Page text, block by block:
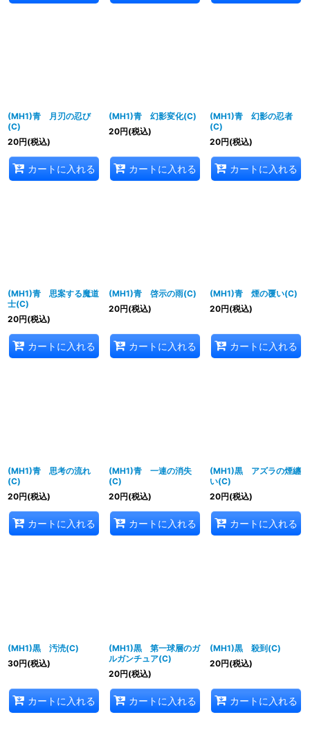
(MH1)青 月刃の忍び
(C)
20円(税込)
カートに入れる
(MH1)青 幻影変化(C)
20円(税込)
カートに入れる
(MH1)青 幻影の忍者
(C)
20円(税込)
カートに入れる
(MH1)青 思案する魔道
士(C)
20円(税込)
カートに入れる
(MH1)青 啓示の雨(C)
20円(税込)
カートに入れる
(MH1)青 煙の覆い(C)
20円(税込)
カートに入れる
(MH1)青 思考の流れ
(C)
20円(税込)
カートに入れる
(MH1)青 一連の消失
(C)
20円(税込)
カートに入れる
(MH1)黒 アズラの煙纏
い(C)
20円(税込)
カートに入れる
(MH1)黒 汚涜(C)
30円(税込)
カートに入れる
(MH1)黒 第一球層のガ
ルガンチュア(C)
20円(税込)
カートに入れる
(MH1)黒 殺到(C)
20円(税込)
カートに入れる